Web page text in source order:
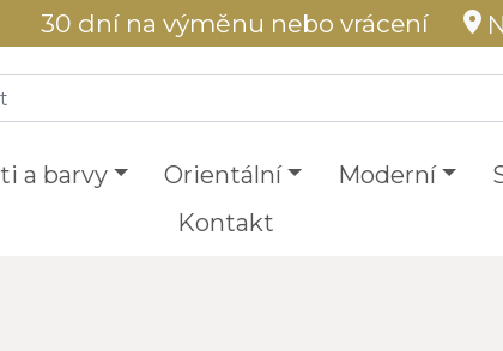
30 dní na výměnu nebo vrácení
a barvy Orientální Moderní
Kontakt